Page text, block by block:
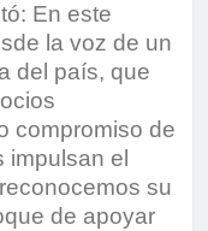
En este
la voz de un
del país, que
compromiso de
impulsan el
su
de apoyar